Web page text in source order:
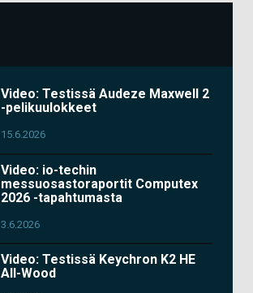
Video: Testissä Audeze Maxwell 2
-pelikuulokkeet
15.6.2026
Video: io-techin
messuosastoraportit Computex
2026 -tapahtumasta
3.6.2026
Video: Testissä Keychron K2 HE
All-Wood